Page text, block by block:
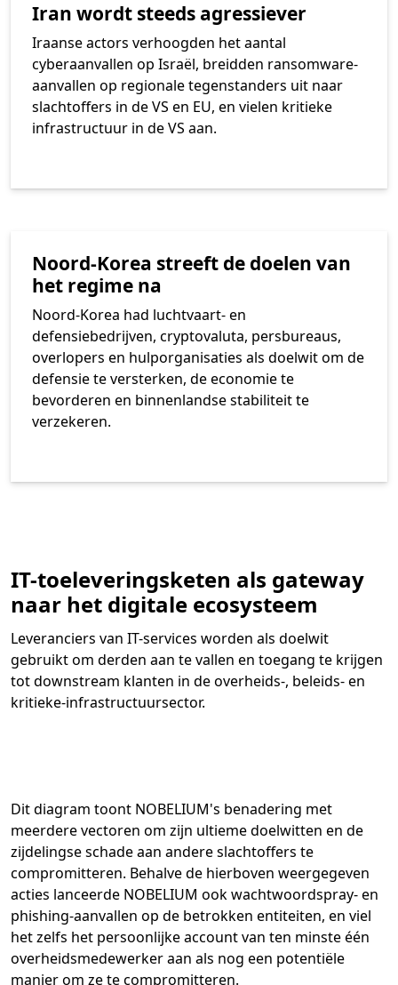
Iran wordt steeds agressiever
Iraanse actors verhoogden het aantal
cyberaanvallen op Israël, breidden ransomware-
aanvallen op regionale tegenstanders uit naar
slachtoffers in de VS en EU, en vielen kritieke
infrastructuur in de VS aan.
Noord-Korea streeft de doelen van
het regime na
Noord-Korea had luchtvaart- en
defensiebedrijven, cryptovaluta, persbureaus,
overlopers en hulporganisaties als doelwit om de
defensie te versterken, de economie te
bevorderen en binnenlandse stabiliteit te
verzekeren.
IT-toeleveringsketen als gateway
naar het digitale ecosysteem
Leveranciers van IT-services worden als doelwit
gebruikt om derden aan te vallen en toegang te krijgen
tot downstream klanten in de overheids-, beleids- en
kritieke-infrastructuursector.
Dit diagram toont NOBELIUM's benadering met
meerdere vectoren om zijn ultieme doelwitten en de
zijdelingse schade aan andere slachtoffers te
compromitteren. Behalve de hierboven weergegeven
acties lanceerde NOBELIUM ook wachtwoordspray- en
phishing-aanvallen op de betrokken entiteiten, en viel
het zelfs het persoonlijke account van ten minste één
overheidsmedewerker aan als nog een potentiële
manier om ze te compromitteren.